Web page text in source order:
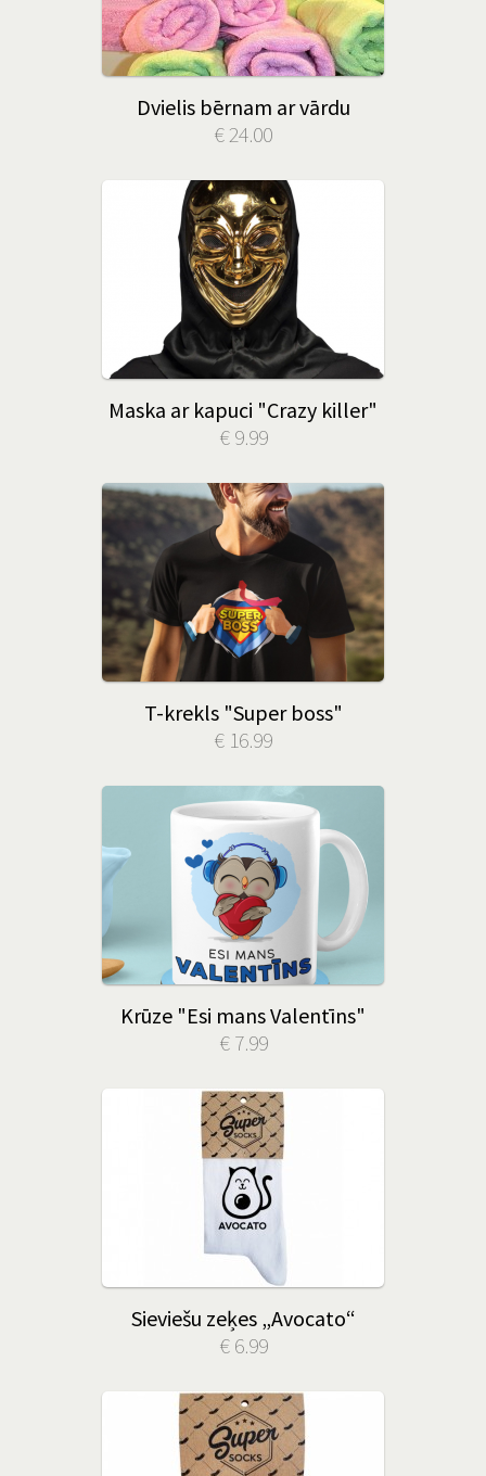
Dvielis bērnam ar vārdu
€ 24.00
Maska ar kapuci "Crazy killer"
€ 9.99
T-krekls "Super boss"
€ 16.99
Krūze "Esi mans Valentīns"
€ 7.99
Sieviešu zeķes „Avocato“
€ 6.99